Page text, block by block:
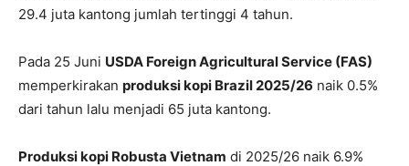
29.4 juta kantong jumlah tertinggi 4 tahun.
Pada 25 Juni USDA Foreign Agricultural Service (FAS)
memperkirakan produksi kopi Brazil 2025/26 naik 0.5%
dari tahun lalu menjadi 65 juta kantong.
Produksi kopi Robusta Vietnam di 2025/26 naik 6.9%